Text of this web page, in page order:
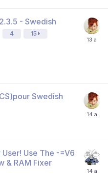
- Swedish
4 15
Swedish
Use The -=V6
& RAM Fixer